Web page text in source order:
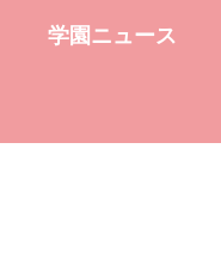
学園ニュース